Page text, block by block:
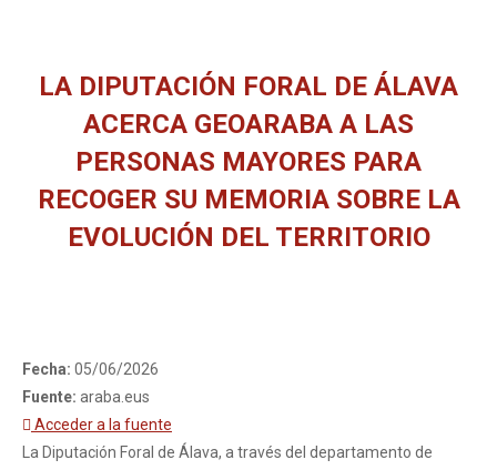
LA DIPUTACIÓN FORAL DE ÁLAVA
ACERCA GEOARABA A LAS
PERSONAS MAYORES PARA
RECOGER SU MEMORIA SOBRE LA
EVOLUCIÓN DEL TERRITORIO
Fecha: 05/06/2026
Fuente: araba.eus
Acceder a la fuente
La Diputación Foral de Álava, a través del departamento de